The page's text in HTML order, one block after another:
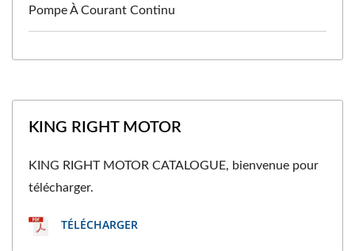
Pompe À Courant Continu
KING RIGHT MOTOR
KING RIGHT MOTOR CATALOGUE, bienvenue pour
télécharger.
TÉLÉCHARGER